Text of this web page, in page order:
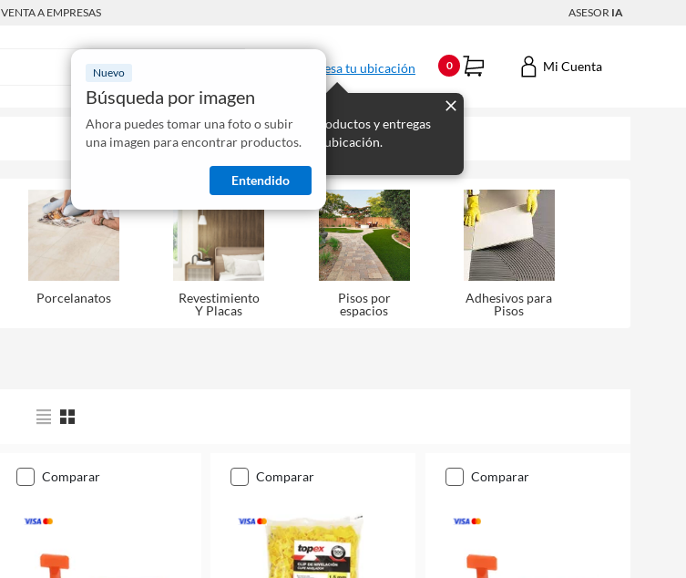
VENTA A EMPRESAS ASESOR IA
Nuevo
Búsqueda por imagen
Ahora puedes tomar una foto o subir
una imagen para encontrar productos.
Entendido
Ingresa tu ubicación
Mostraremos los productos y entregas
disponibles para tu ubicación.
0 Mi Cuenta
Porcelanatos
Revestimiento
Y Placas
Pisos por
espacios
Adhesivos para
Pisos
comparar comparar comparar